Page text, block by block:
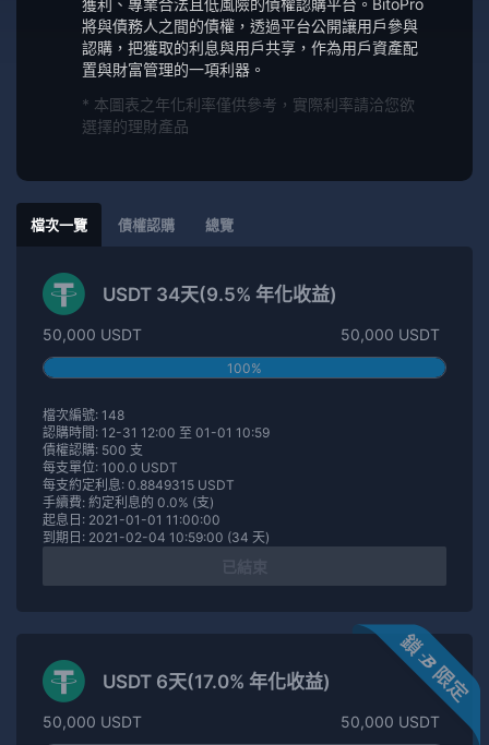
將與債務人之間的債權，透過平台公開讓用戶參與
認購，把獲取的利息與用戶共享，作為用戶資產配
置與財富管理的一項利器。
* 本圖表之年化利率僅供參考，實際利率請洽您欲
選擇的理財產品
檔次一覽 債權認購 總覽
USDT 34天(9.5% 年化收益)
50,000 USDT 50,000 USDT
100%
檔次編號: 148
認購時間: 12-31 12:00 至 01-01 10:59
債權認購: 500 支
每支單位: 100.0 USDT
每支約定利息: 0.8849315 USDT
手續費: 約定利息的 0.0% (支)
起息日: 2021-01-01 11:00:00
到期日: 2021-02-04 10:59:00 (34 天)
USDT 6天(17.0% 年化收益)
50,000 USDT 50,000 USDT